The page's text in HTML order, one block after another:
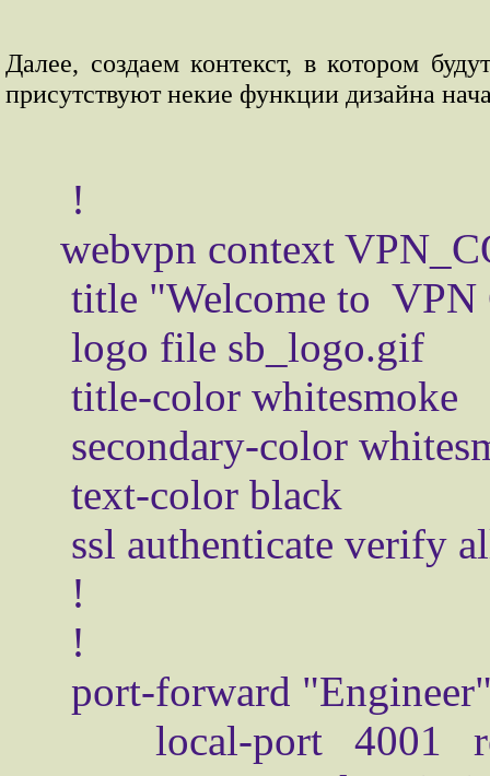
Далее, создаем контекст, в котором
присутствуют некие функции дизайна
webvpn context